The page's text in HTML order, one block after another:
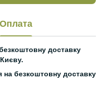
Оплата
доставку
на безкоштовну доставку